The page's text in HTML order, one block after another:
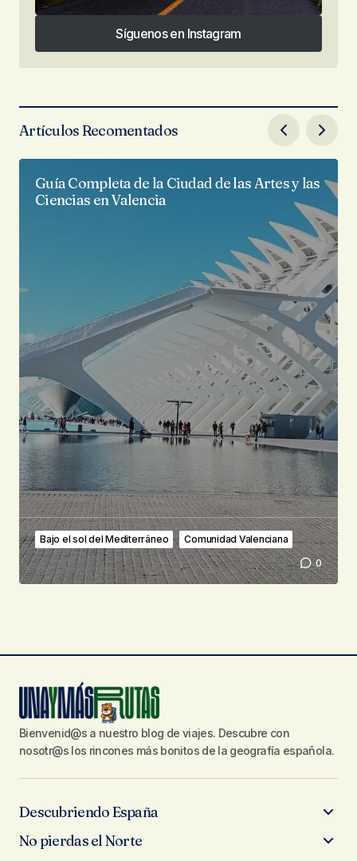
Síguenos en Instagram
Síguenos en Instagram
Artículos Recomentados
Guía Completa de la Ciudad de las Artes y las
Ciencias en Valencia
Bajo el sol del Mediterráneo
Comunidad Valenciana
0
Bienvenid@s a nuestro blog de viajes. Descubre con
nosotr@s los rincones más bonitos de la geografía española.
Descubriendo España
No pierdas el Norte